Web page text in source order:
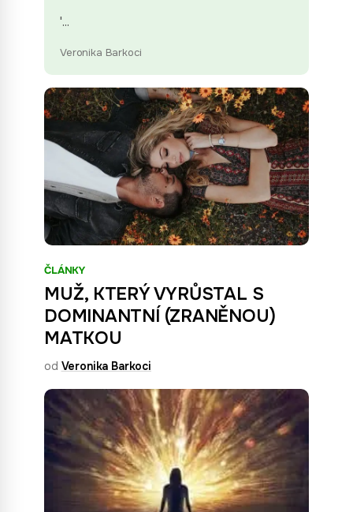
'...
Veronika Barkoci
ČLÁNKY
MUŽ, KTERÝ VYRŮSTAL S
DOMINANTNÍ (ZRANĚNOU)
MATKOU
od Veronika Barkoci